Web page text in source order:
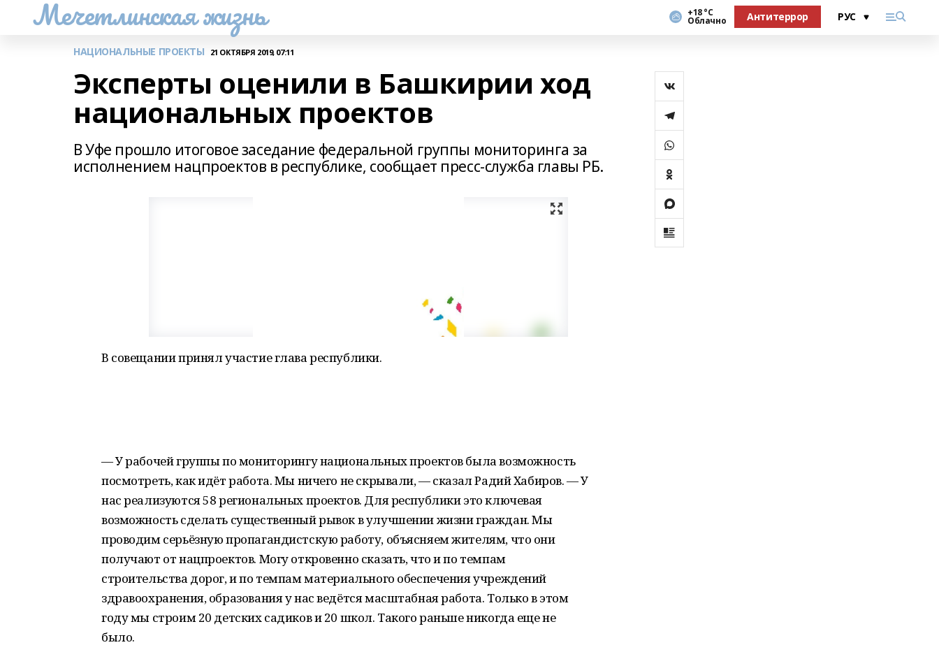
Мечетлинская жизнь +18 °С
Облачно Антитеррор
НАЦИОНАЛЬНЫЕ ПРОЕКТЫ 21 ОКТЯБРЯ 2019, 07:11
Эксперты оценили в Башкирии ход
национальных проектов
В Уфе прошло итоговое заседание федеральной группы мониторинга за
исполнением нацпроектов в республике, сообщает пресс-служба главы РБ.
В совещании принял участие глава республики.
— У рабочей группы по мониторингу национальных проектов была возможность
посмотреть, как идёт работа. Мы ничего не скрывали, — сказал Радий Хабиров. — У
нас реализуются 58 региональных проектов. Для республики это ключевая
возможность сделать существенный рывок в улучшении жизни граждан. Мы
проводим серьёзную пропагандистскую работу, объясняем жителям, что они
получают от нацпроектов. Могу откровенно сказать, что и по темпам
строительства дорог, и по темпам материального обеспечения учреждений
здравоохранения, образования у нас ведётся масштабная работа. Только в этом
году мы строим 20 детских садиков и 20 школ. Такого раньше никогда еще не
было.